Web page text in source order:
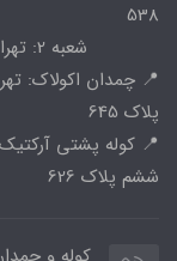
538
شعبه 2: تهران، پونک، همیلا سنتر، طبقه اول 143
📍 چمدان اکولاک:
پلاک 645
📍 کوله پشتی
ششم پلاک 626